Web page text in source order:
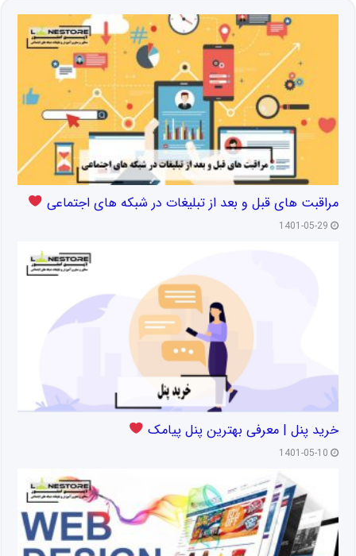
مراقبت های قبل و بعد از تبلیغات در شبکه های اجتماعی
1401-05-29
خرید پنل | معرفی بهترین پنل پیامک
1401-05-10